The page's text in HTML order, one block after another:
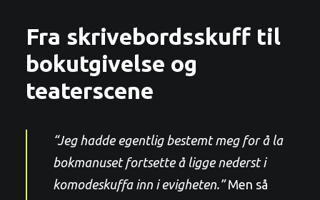
Fra skrivebordsskuff til
bokutgivelse og
teaterscene
“Jeg hadde egentlig bestemt meg for å la
bokmanuset fortsette å ligge nederst i
komodeskuffa inn i evigheten.”Men så